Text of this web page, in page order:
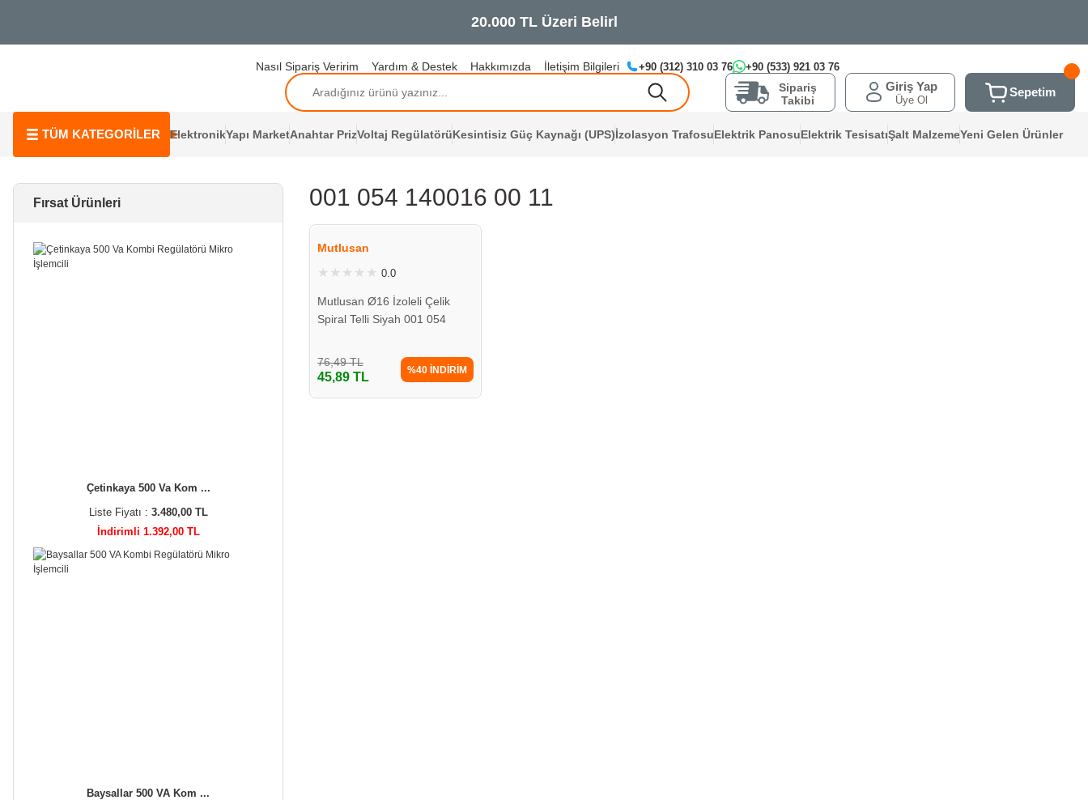
Nasıl Sipariş Veririm Yardım & Destek Hakkımızda İletişim Bilgileri +90 (312) 310 03 76 +90 (533) 921 03 76
Sipariş
Takibi
Giriş Yap
Üye Ol
Sepetim
TÜM KATEGORİLER ElektronikYapı MarketAnahtar PrizVoltaj RegülatörüKesintisiz Güç Kaynağı (UPS)İzolasyon TrafosuElektrik PanosuElektrik TesisatıŞalt MalzemeYeni Gelen Ürünler
Fırsat Ürünleri
Çetinkaya 500 Va Kom ...
Liste Fiyatı : 3.480,00 TL
İndirimli 1.392,00 TL
Baysallar 500 VA Kom ...
001 054 140016 00 11
Mutlusan
0.0
Mutlusan Ø16 İzoleli Çelik
Spiral Telli Siyah 001 054
76,49 TL
45,89 TL
%40 İNDİRİM